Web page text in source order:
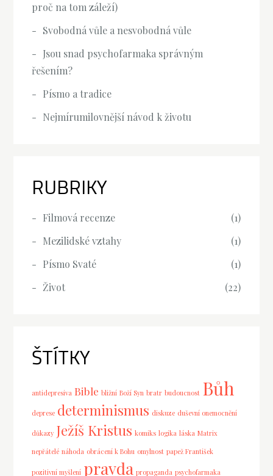
proč na tom záleží)
Svobodná vůle a nesvobodná vůle
Jsou snad psychofarmaka správným
řešením?
Písmo a tradice
Nejmírumilovnější návod k životu
RUBRIKY
Filmová recenze
(1)
Mezilidské vztahy
(1)
Písmo Svaté
(1)
Život
(22)
ŠTÍTKY
antidepresiva Bible bližní Boží Syn bratr budoucnost Bůh
deprese determinismus diskuze duševní onemocnění
důkazy Ježíš Kristus komiks logika láska Matrix
nepřátelé náhoda obrácení k Bohu omylnost papež František
pozitivní myšlení pravda propaganda psychofarmaka